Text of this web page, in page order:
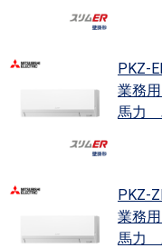
PKZ-
業務
馬力
PKZ-
業務
馬力